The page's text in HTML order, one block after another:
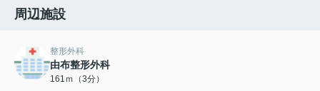
周辺施設
整形外科
由布整形外科
161ｍ（3分）